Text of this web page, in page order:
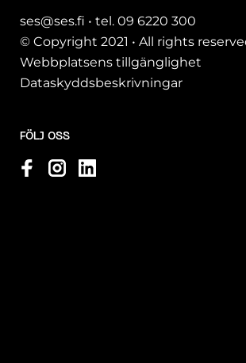
ses@ses.fi • tel. 09 6220 300
© Copyright 2021 • All rights
Webbplatsens tillgänglighet
Dataskyddsbeskrivningar
FÖLJ OSS